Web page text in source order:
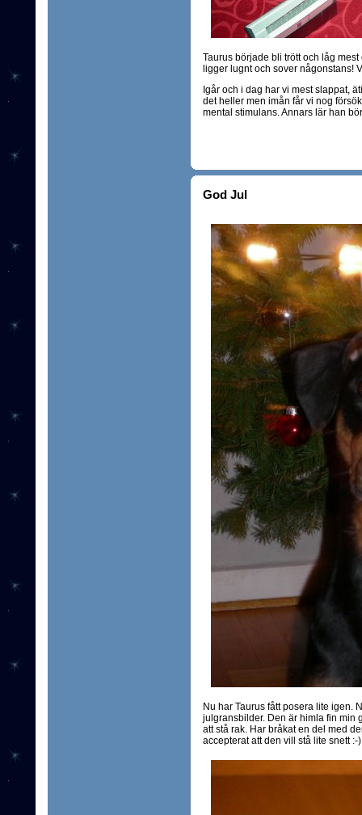
Taurus började bli trött och låg
ligger lugnt och sover någonstans!
Igår och i dag har vi mest slappat,
det heller men imån får vi nog
mental stimulans. Annars lär han
God Jul
Nu har Taurus fått posera lite igen.
julgransbilder. Den är himla fin min
att stå rak. Har bråkat en del med
accepterat att den vill stå lite snett :-)